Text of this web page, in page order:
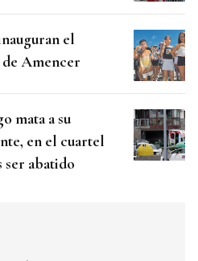
el
Amencer
mata a su
en el cuartel
ser abatido